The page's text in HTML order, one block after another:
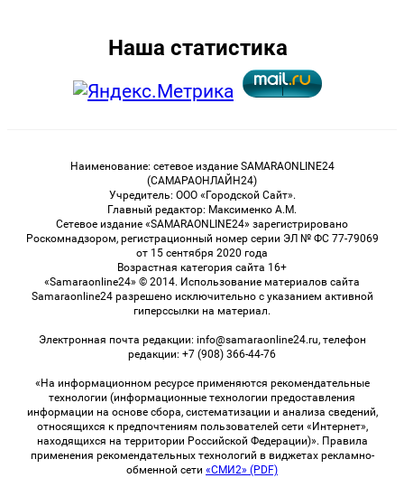
Наша статистика
Наименование: сетевое издание SAMARAONLINE24
(САМАРАОНЛАЙН24)
Учредитель: ООО «Городской Сайт».
Главный редактор: Максименко А.М.
Сетевое издание «SAMARAONLINE24» зарегистрировано
Роскомнадзором, регистрационный номер серии ЭЛ № ФС 77-79069
от 15 сентября 2020 года
Возрастная категория сайта 16+
«Samaraonline24» © 2014. Использование материалов сайта
Samaraonline24 разрешено исключительно с указанием активной
гиперссылки на материал.
Электронная почта редакции: info@samaraonline24.ru, телефон
редакции: +7 (908) 366-44-76
«На информационном ресурсе применяются рекомендательные
технологии (информационные технологии предоставления
информации на основе сбора, систематизации и анализа сведений,
относящихся к предпочтениям пользователей сети «Интернет»,
находящихся на территории Российской Федерации)». Правила
применения рекомендательных технологий в виджетах рекламно-
обменной сети «СМИ2» (PDF)